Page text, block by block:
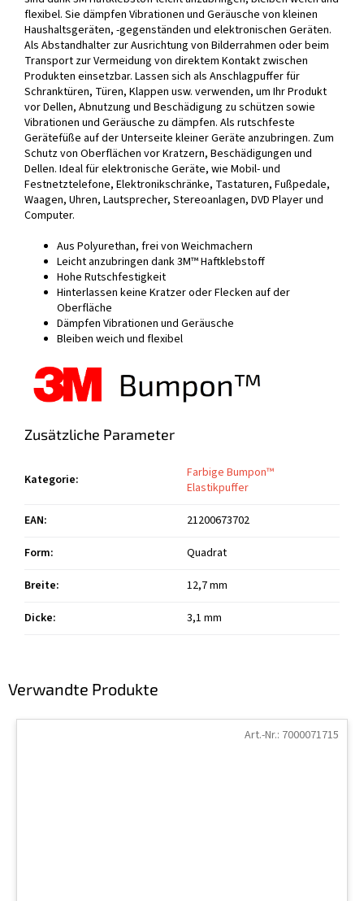
Verwandte Produkte
Art.-Nr.: 7000071715
flexibel. Sie dämpfen Vibrationen und Geräusche von kleinen
Haushaltsgeräten, -gegenständen und elektronischen Geräten.
Als Abstandhalter zur Ausrichtung von Bilderrahmen oder beim
Transport zur Vermeidung von direktem Kontakt zwischen
Produkten einsetzbar. Lassen sich als Anschlagpuffer für
Schranktüren, Türen, Klappen usw. verwenden, um Ihr Produkt
vor Dellen, Abnutzung und Beschädigung zu schützen sowie
Vibrationen und Geräusche zu dämpfen. Als rutschfeste
Gerätefüße auf der Unterseite kleiner Geräte anzubringen. Zum
Schutz von Oberflächen vor Kratzern, Beschädigungen und
Dellen. Ideal für elektronische Geräte, wie Mobil- und
Festnetztelefone, Elektronikschränke, Tastaturen, Fußpedale,
Waagen, Uhren, Lautsprecher, Stereoanlagen, DVD Player und
Computer.
Aus Polyurethan, frei von Weichmachern
Leicht anzubringen dank 3M™ Haftklebstoff
Hohe Rutschfestigkeit
Hinterlassen keine Kratzer oder Flecken auf der
Oberfläche
Dämpfen Vibrationen und Geräusche
Bleiben weich und flexibel
Zusätzliche Parameter
Kategorie:
Farbige Bumpon™
Elastikpuffer
EAN:
21200673702
Form:
Quadrat
Breite:
12,7 mm
Dicke: 3,1 mm